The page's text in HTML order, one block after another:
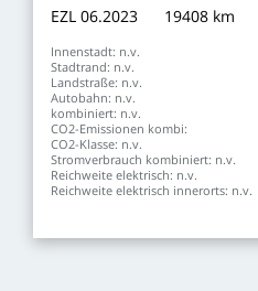
EZL 06.2023 19408 km
Innenstadt: n.v.
Stadtrand: n.v.
Landstraße: n.v.
Autobahn: n.v.
kombiniert: n.v.
CO2-Emissionen kombi:
CO2-Klasse: n.v.
Stromverbrauch kombiniert: n.v.
Reichweite elektrisch: n.v.
Reichweite elektrisch innerorts: n.v.